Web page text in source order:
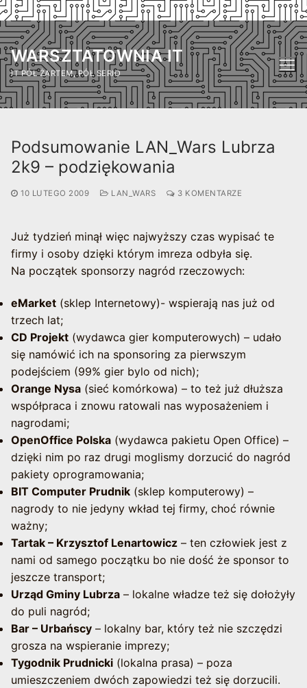
Przejdź
do
treści
WARSZTATOWNIA IT
IT PÓŁ ŻARTEM, PÓŁ SERIO
Podsumowanie LAN_Wars Lubrza
2k9 – podziękowania
10 LUTEGO 2009 LAN_WARS 3 KOMENTARZE
Już tydzień minął więc najwyższy czas wypisać te
firmy i osoby dzięki którym imreza odbyła się.
Na początek sponsorzy nagród rzeczowych:
eMarket (sklep Internetowy)- wspierają nas już od
trzech lat;
CD Projekt (wydawca gier komputerowych) – udało
się namówić ich na sponsoring za pierwszym
podejściem (99% gier bylo od nich);
Orange Nysa (sieć komórkowa) – to też już dłuższa
współpraca i znowu ratowali nas wyposażeniem i
nagrodami;
OpenOffice Polska (wydawca pakietu Open Office) –
dzięki nim po raz drugi moglismy dorzucić do nagród
pakiety oprogramowania;
BIT Computer Prudnik (sklep komputerowy) –
nagrody to nie jedyny wkład tej firmy, choć równie
ważny;
Tartak – Krzysztof Lenartowicz – ten człowiek jest z
nami od samego początku bo nie dość że sponsor to
jeszcze transport;
Urząd Gminy Lubrza – lokalne władze też się dołożyły
do puli nagród;
Bar – Urbańscy – lokalny bar, który też nie szczędzi
grosza na wspieranie imprezy;
Tygodnik Prudnicki (lokalna prasa) – poza
umieszczeniem dwóch zapowiedzi też się dorzucili.